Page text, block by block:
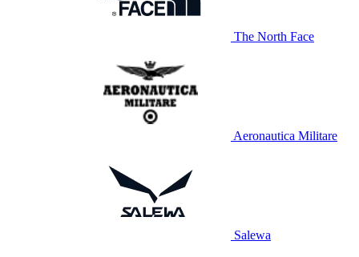
The North Face
Aeronautica Militare
Salewa